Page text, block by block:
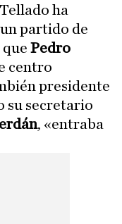
ha
partido de
Pedro
centro
presidente
su secretario
, «entraba